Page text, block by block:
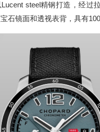
steel精钢打造，经过
石镜面和透视表背，具有100